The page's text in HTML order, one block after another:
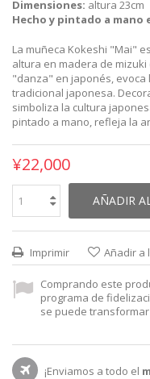
Dimensiones: altura 23cm
Hecho y pintado a mano
La muñeca Kokeshi "Mai"
altura en madera de mizuki
"danza" en japonés, evoca
tradicional japonesa.
simboliza la cultura
pintado a mano, refleja la
¥22,000
AÑADIR
Imprimir Añadir a
Comprando este
programa de
se puede
¡Enviamos a todo el